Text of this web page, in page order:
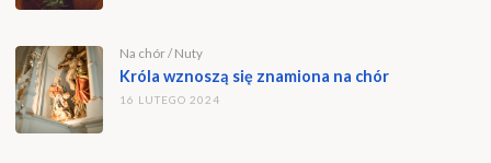
Na chór/ Nuty
Króla wznoszą się znamiona na chór
16 LUTEGO 2024